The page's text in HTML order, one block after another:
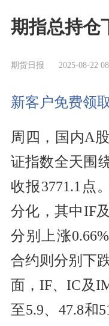
期指总持仓
期货日报 2025-08-22
新客户免费领
周四，国内A
证指数全天围
收报3771.1点
分化，其中IF
分别上涨
合约则分别下
面，IF、IC及
至5.9、47.8和